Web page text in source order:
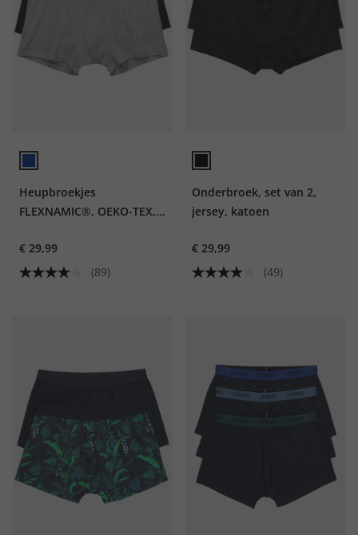
Heupbroekjes
FLEXNAMIC®, OEKO-TEX,
8XL
€ 29,99
(89)
Onderbroek, set van 2,
jersey, katoen
€ 29,99
(49)